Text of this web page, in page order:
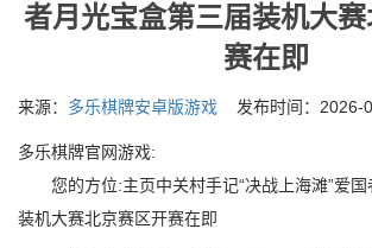
者月光宝盒第三届装机大
赛在即
来源： 多乐棋牌安卓版游戏 发布时间：2026-
多乐棋牌官网游戏:
您的方位:主页中关村手记“决战上海滩”爱国
装机大赛北京赛区开赛在即